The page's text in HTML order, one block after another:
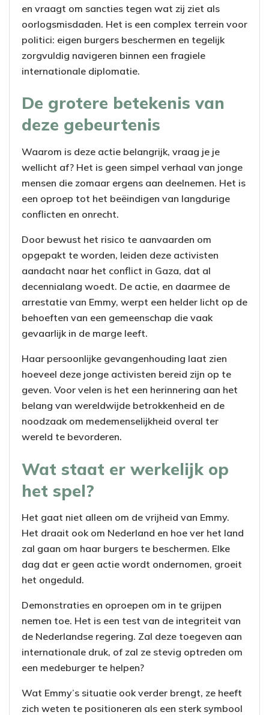
en vraagt om sancties tegen wat zij ziet als
oorlogsmisdaden. Het is een complex terrein voor
politici: eigen burgers beschermen en tegelijk
zorgvuldig navigeren binnen een fragiele
internationale diplomatie.
De grotere betekenis van
deze gebeurtenis
Waarom is deze actie belangrijk, vraag je je
wellicht af? Het is geen simpel verhaal van jonge
mensen die zomaar ergens aan deelnemen. Het is
een oproep tot het beëindigen van langdurige
conflicten en onrecht.
Door bewust het risico te aanvaarden om
opgepakt te worden, leiden deze activisten
aandacht naar het conflict in Gaza, dat al
decennialang woedt. De actie, en daarmee de
arrestatie van Emmy, werpt een helder licht op de
behoeften van een gemeenschap die vaak
gevaarlijk in de marge leeft.
Haar persoonlijke gevangenhouding laat zien
hoeveel deze jonge activisten bereid zijn op te
geven. Voor velen is het een herinnering aan het
belang van wereldwijde betrokkenheid en de
noodzaak om medemenselijkheid overal ter
wereld te bevorderen.
Wat staat er werkelijk op
het spel?
Het gaat niet alleen om de vrijheid van Emmy.
Het draait ook om Nederland en hoe ver het land
zal gaan om haar burgers te beschermen. Elke
dag dat er geen actie wordt ondernomen, groeit
het ongeduld.
Demonstraties en oproepen om in te grijpen
nemen toe. Het is een test van de integriteit van
de Nederlandse regering. Zal deze toegeven aan
internationale druk, of zal ze stevig optreden om
een medeburger te helpen?
Wat Emmy’s situatie ook verder brengt, ze heeft
zich weten te positioneren als een sterk symbool